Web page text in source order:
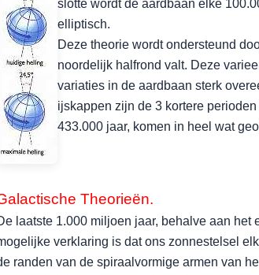
slotte wordt de aardbaan elke
elliptisch.
Deze theorie wordt ondersteund
noordelijk halfrond valt. Deze
variaties in de aardbaan sterk
ijskappen zijn de 3 kortere
433.000 jaar, komen in heel wat
Theorieën.
laatste 1.000 miljoen jaar, behalve aan
verklaring is dat ons zonnestelsel
randen van de spiraalvormige armen van